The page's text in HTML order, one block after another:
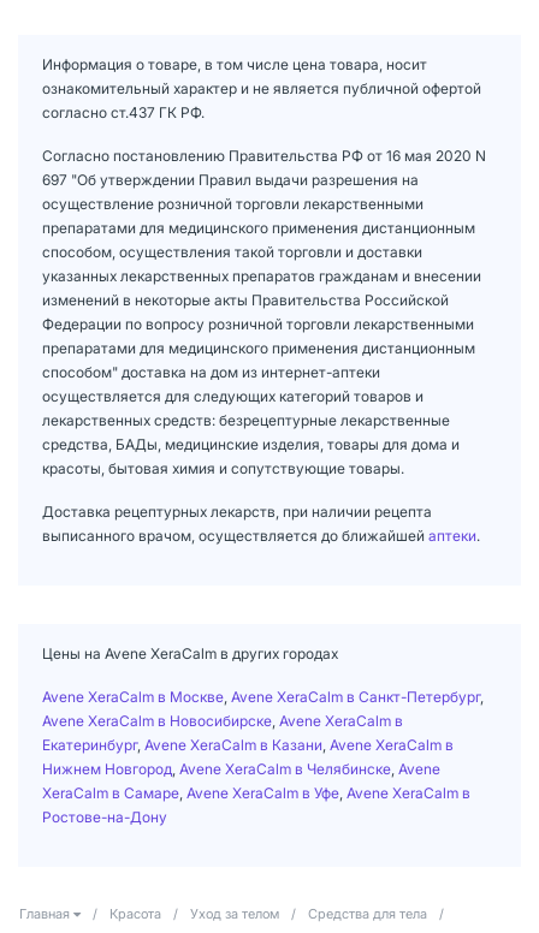
Информация о товаре, в том числе цена товара, носит
ознакомительный характер и не является публичной офертой
согласно ст.437 ГК РФ.
Согласно постановлению Правительства РФ от 16 мая 2020 N
697 "Об утверждении Правил выдачи разрешения на
осуществление розничной торговли лекарственными
препаратами для медицинского применения дистанционным
способом, осуществления такой торговли и доставки
указанных лекарственных препаратов гражданам и внесении
изменений в некоторые акты Правительства Российской
Федерации по вопросу розничной торговли лекарственными
препаратами для медицинского применения дистанционным
способом" доставка на дом из интернет-аптеки
осуществляется для следующих категорий товаров и
лекарственных средств: безрецептурные лекарственные
средства, БАДы, медицинские изделия, товары для дома и
красоты, бытовая химия и сопутствующие товары.
Доставка рецептурных лекарств, при наличии рецепта
выписанного врачом, осуществляется до ближайшей аптеки.
Цены на Avene XeraCalm в других городах
Avene XeraCalm в Москве Avene XeraCalm в Санкт-Петербург,
Avene XeraCalm в Новосибирске Avene XeraCalm в
Екатеринбург, Avene XeraCalm в Казани Avene XeraCalm в
Нижнем Новгород Avene XeraCalm в Челябинске Avene
XeraCalm в Самаре Avene XeraCalm в Уфе Avene XeraCalm в
Ростове-на-Дону
Главная / Красота / Уход за телом / Средства для тела
/